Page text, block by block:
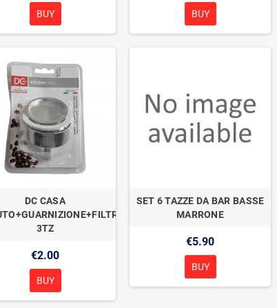
BUY BUY
DC CASA
3TZ
€2.00
BUY
SET 6 TAZZE DA BAR BASSE
MARRONE
€5.90
BUY